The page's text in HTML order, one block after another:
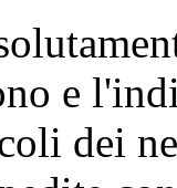
e
dei